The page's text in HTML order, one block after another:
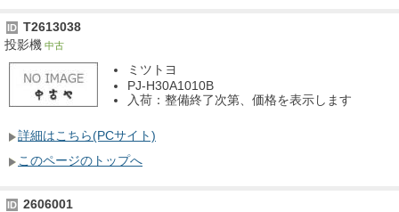
ID T2613038
投影機 中古
ミツトヨ
PJ-H30A1010B
入荷：整備終了次第、価格を表示します
詳細はこちら(PCサイト)
このページのトップへ
ID 2606001